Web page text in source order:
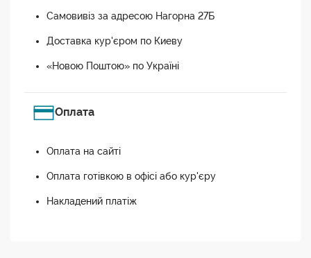
Самовивіз за адресою Нагорна 27Б
Доставка кур'єром по Киеву
«Новою Поштою» по Україні
Оплата
Оплата на сайті
Оплата готівкою в офісі або кур'єру
Накладений платіж